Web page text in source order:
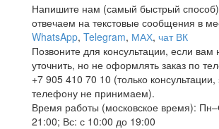
Напишите нам (самый быстрый
отвечаем на текстовые сообщения в
WhatsApp, Telegram, МАХ, чат ВК
Позвоните для консультации, если вам
уточнить, но не оформлять заказ по
+7 905 410 70 10 (только консультации,
телефону не принимаем).
Время работы (московское время):
21:00; Вс: с 10:00 до 19:00